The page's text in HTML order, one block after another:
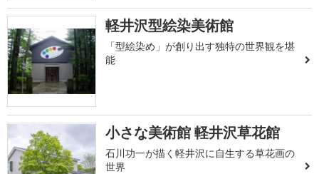
軽井沢型絵染美術館
「型絵染め」が創り出す独特の世界観を堪
能
小さな美術館 軽井沢草花館
石川功一が描く軽井沢に自生する草花画の
世界